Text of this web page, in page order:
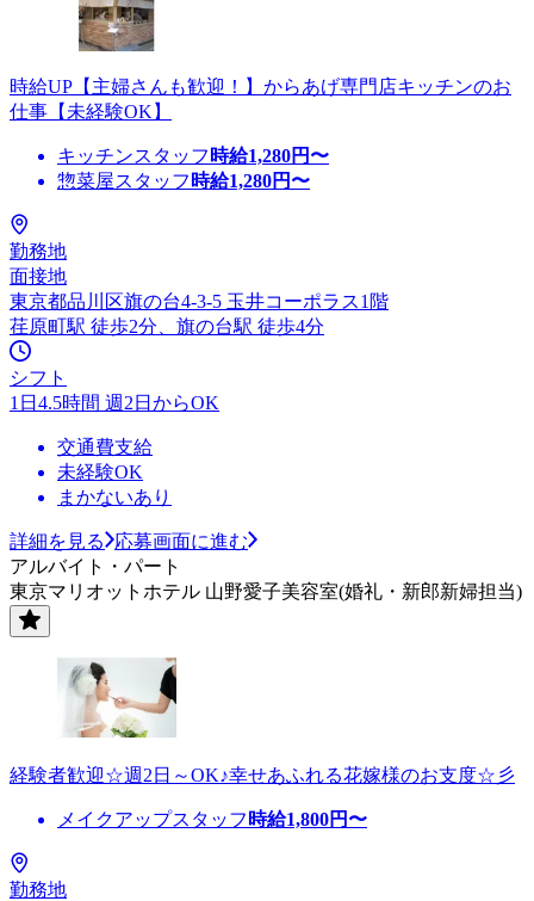
時給UP【主婦さんも歓迎！】からあげ専門店キッチンのお
仕事【未経験OK】
キッチンスタッフ 時給1,280円〜
惣菜屋スタッフ 時給1,280円〜
勤務地
面接地
東京都品川区旗の台4-3-5 玉井コーポラス1階
荏原町駅 徒歩2分、旗の台駅 徒歩4分
シフト
1日4.5時間 週2日からOK
交通費支給
未経験OK
まかないあり
詳細を見る
応募画面に進む
アルバイト・パート
東京マリオットホテル 山野愛子美容室(婚礼・新郎新婦担当)
経験者歓迎☆週2日～OK♪幸せあふれる花嫁様のお支度☆彡
メイクアップスタッフ 時給1,800円〜
勤務地